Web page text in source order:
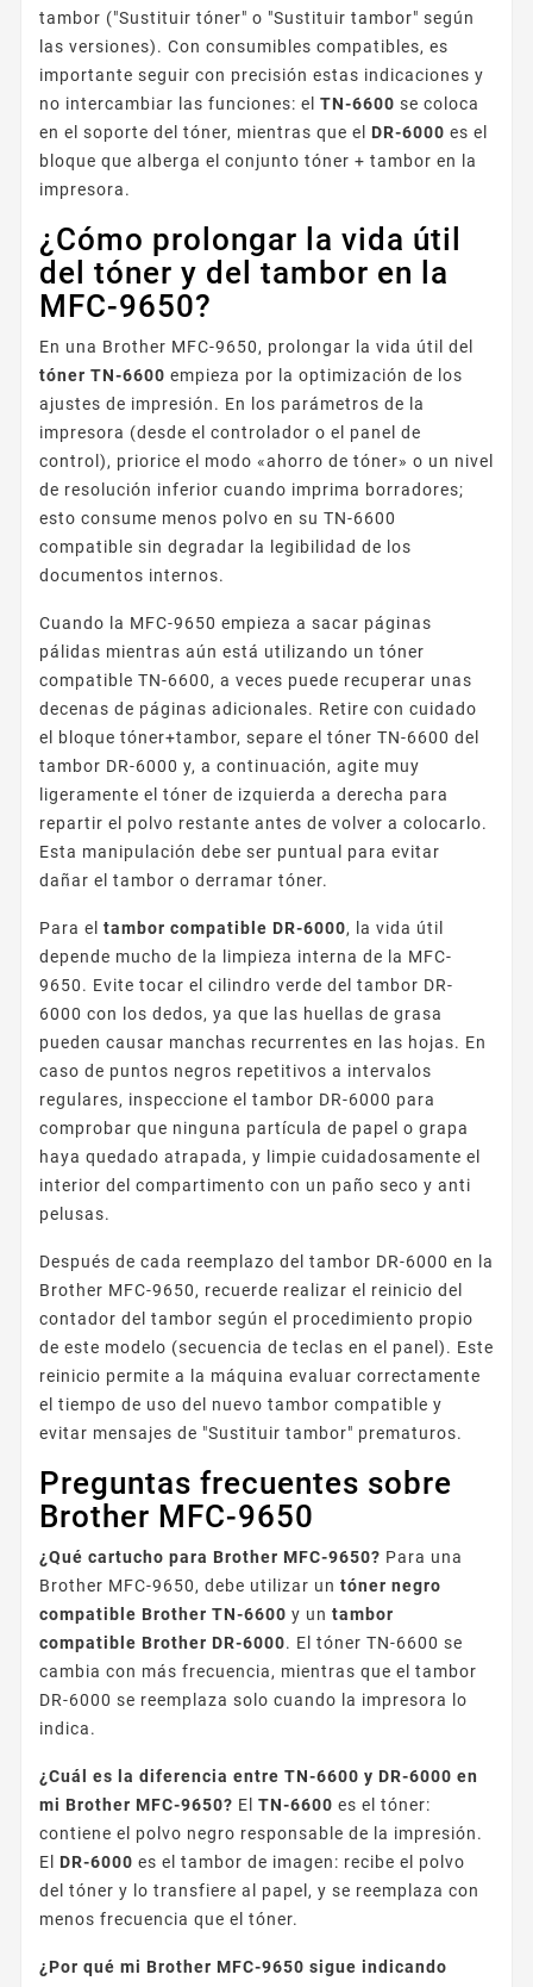
tambor ("Sustituir tóner" o "Sustituir tambor" según
las versiones). Con consumibles compatibles, es
importante seguir con precisión estas indicaciones y
no intercambiar las funciones: el TN-6600 se coloca
en el soporte del tóner, mientras que el DR-6000 es el
bloque que alberga el conjunto tóner + tambor en la
impresora.
¿Cómo prolongar la vida útil
del tóner y del tambor en la
MFC-9650?
En una Brother MFC-9650, prolongar la vida útil del
tóner TN-6600 empieza por la optimización de los
ajustes de impresión. En los parámetros de la
impresora (desde el controlador o el panel de
control), priorice el modo «ahorro de tóner» o un nivel
de resolución inferior cuando imprima borradores;
esto consume menos polvo en su TN-6600
compatible sin degradar la legibilidad de los
documentos internos.
Cuando la MFC-9650 empieza a sacar páginas
pálidas mientras aún está utilizando un tóner
compatible TN-6600, a veces puede recuperar unas
decenas de páginas adicionales. Retire con cuidado
el bloque tóner+tambor, separe el tóner TN-6600 del
tambor DR-6000 y, a continuación, agite muy
ligeramente el tóner de izquierda a derecha para
repartir el polvo restante antes de volver a colocarlo.
Esta manipulación debe ser puntual para evitar
dañar el tambor o derramar tóner.
Para el tambor compatible DR-6000, la vida útil
depende mucho de la limpieza interna de la MFC-
9650. Evite tocar el cilindro verde del tambor DR-
6000 con los dedos, ya que las huellas de grasa
pueden causar manchas recurrentes en las hojas. En
caso de puntos negros repetitivos a intervalos
regulares, inspeccione el tambor DR-6000 para
comprobar que ninguna partícula de papel o grapa
haya quedado atrapada, y limpie cuidadosamente el
interior del compartimento con un paño seco y anti
pelusas.
Después de cada reemplazo del tambor DR-6000 en la
Brother MFC-9650, recuerde realizar el reinicio del
contador del tambor según el procedimiento propio
de este modelo (secuencia de teclas en el panel). Este
reinicio permite a la máquina evaluar correctamente
el tiempo de uso del nuevo tambor compatible y
evitar mensajes de "Sustituir tambor" prematuros.
Preguntas frecuentes sobre
Brother MFC-9650
¿Qué cartucho para Brother MFC-9650? Para una
Brother MFC-9650, debe utilizar un tóner negro
compatible Brother TN-6600 y un tambor
compatible Brother DR-6000. El tóner TN-6600 se
cambia con más frecuencia, mientras que el tambor
DR-6000 se reemplaza solo cuando la impresora lo
indica.
¿Cuál es la diferencia entre TN-6600 y DR-6000 en
mi Brother MFC-9650? El TN-6600 es el tóner:
contiene el polvo negro responsable de la impresión.
El DR-6000 es el tambor de imagen: recibe el polvo
del tóner y lo transfiere al papel, y se reemplaza con
menos frecuencia que el tóner.
¿Por qué mi Brother MFC-9650 sigue indicando